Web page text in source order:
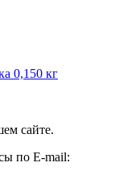
0,150 кг
сайте.
по E-mail: